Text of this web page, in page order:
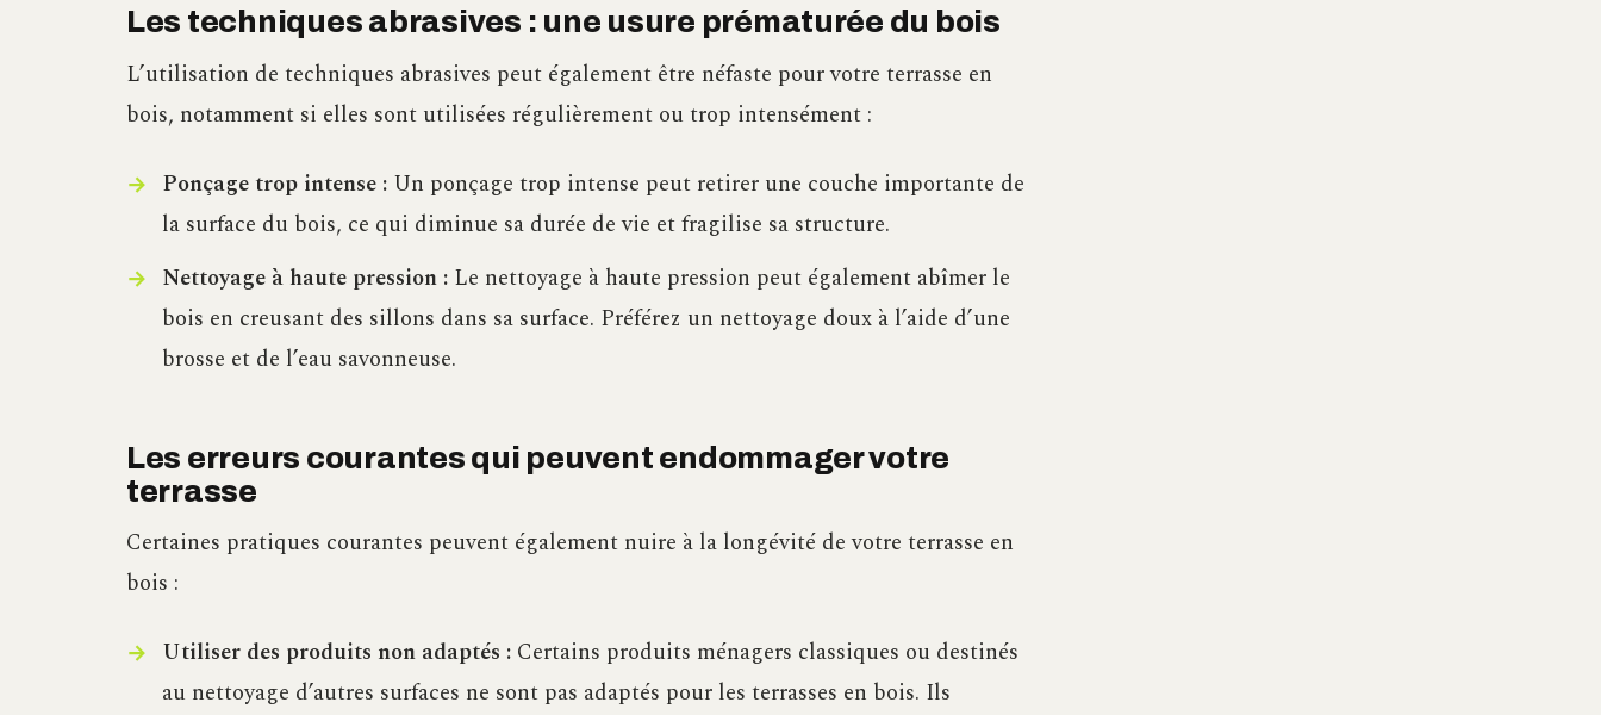
Les techniques abrasives : une usure prématurée du bois
L’utilisation de techniques abrasives peut également être néfaste pour votre terrasse en
bois, notamment si elles sont utilisées régulièrement ou trop intensément :
Ponçage trop intense :Un ponçage trop intense peut retirer une couche importante de
la surface du bois, ce qui diminue sa durée de vie et fragilise sa structure.
Nettoyage à haute pression :Le nettoyage à haute pression peut également abîmer le
bois en creusant des sillons dans sa surface. Préférez un nettoyage doux à l’aide d’une
brosse et de l’eau savonneuse.
Les erreurs courantes qui peuvent endommager votre
terrasse
Certaines pratiques courantes peuvent également nuire à la longévité de votre terrasse en
bois :
Utiliser des produits non adaptés :Certains produits ménagers classiques ou destinés
au nettoyage d’autres surfaces ne sont pas adaptés pour les terrasses en bois. Ils